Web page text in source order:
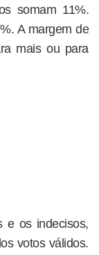
somam 11%.
A margem de
mais ou para
e os indecisos,
votos válidos.